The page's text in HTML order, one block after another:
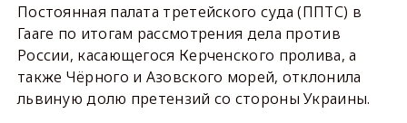
Постоянная палата третейского суда (ППТС) в
Гааге по итогам рассмотрения дела против
России, касающегося Керченского пролива, а
также Чёрного и Азовского морей, отклонила
львиную долю претензий со стороны Украины.